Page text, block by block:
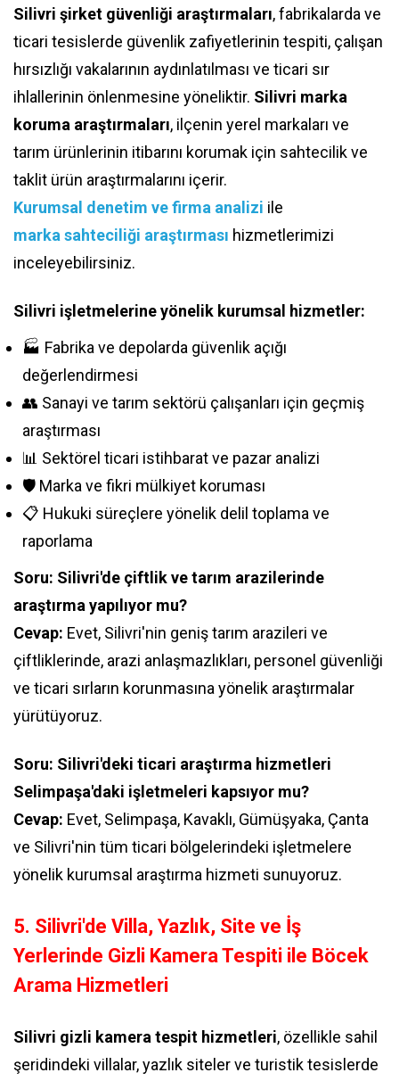
Silivri şirket güvenliği araştırmaları, fabrikalarda ve
ticari tesislerde güvenlik zafiyetlerinin tespiti, çalışan
hırsızlığı vakalarının aydınlatılması ve ticari sır
ihlallerinin önlenmesine yöneliktir. Silivri marka
koruma araştırmaları, ilçenin yerel markaları ve
tarım ürünlerinin itibarını korumak için sahtecilik ve
taklit ürün araştırmalarını içerir.
Kurumsal denetim ve firma analizi ile
marka sahteciliği araştırması hizmetlerimizi
inceleyebilirsiniz.
Silivri işletmelerine yönelik kurumsal hizmetler:
🏭 Fabrika ve depolarda güvenlik açığı
değerlendirmesi
👥 Sanayi ve tarım sektörü çalışanları için geçmiş
araştırması
📊 Sektörel ticari istihbarat ve pazar analizi
🛡️ Marka ve fikri mülkiyet koruması
📋 Hukuki süreçlere yönelik delil toplama ve
raporlama
Soru: Silivri'de çiftlik ve tarım arazilerinde
araştırma yapılıyor mu?
Cevap: Evet, Silivri'nin geniş tarım arazileri ve
çiftliklerinde, arazi anlaşmazlıkları, personel güvenliği
ve ticari sırların korunmasına yönelik araştırmalar
yürütüyoruz.
Soru: Silivri'deki ticari araştırma hizmetleri
Selimpaşa'daki işletmeleri kapsıyor mu?
Cevap: Evet, Selimpaşa, Kavaklı, Gümüşyaka, Çanta
ve Silivri'nin tüm ticari bölgelerindeki işletmelere
yönelik kurumsal araştırma hizmeti sunuyoruz.
5. Silivri'de Villa, Yazlık, Site ve İş
Yerlerinde Gizli Kamera Tespiti ile Böcek
Arama Hizmetleri
Silivri gizli kamera tespit hizmetleri, özellikle sahil
şeridindeki villalar, yazlık siteler ve turistik tesislerde